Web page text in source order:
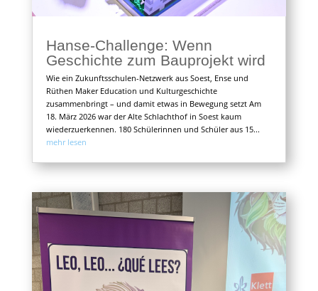
Hanse-Challenge: Wenn
Geschichte zum Bauprojekt wird
Wie ein Zukunftsschulen-Netzwerk aus Soest, Ense und
Rüthen Maker Education und Kulturgeschichte
zusammenbringt – und damit etwas in Bewegung setzt Am
18. März 2026 war der Alte Schlachthof in Soest kaum
wiederzuerkennen. 180 Schülerinnen und Schüler aus 15...
mehr lesen